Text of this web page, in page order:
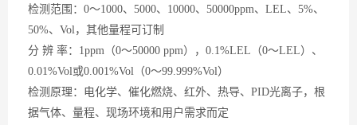
检测范围： 0～1000、5000、10000、50000ppm、LEL、5%、
50%、Vol，其他量程可订制
分 辨 率：1ppm（0～50000 ppm），0.1%LEL（0～LEL）、
0.01%Vol或0.001%Vol（0～99.999%Vol）
检测原理：电化学、催化燃烧、红外、热导、 PID光离子，根
据气体、量程、现场环境和用户需求而定